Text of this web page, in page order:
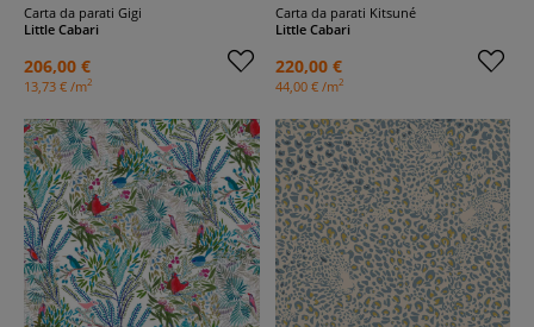
Carta da parati Gigi
Little Cabari
206,00 €
13,73 € /m2
Carta da parati Kitsuné
Little Cabari
220,00 €
44,00 € /m2